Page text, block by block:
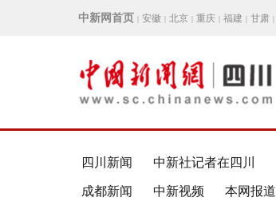
中新网首页 | 安徽 | 北京 | 重庆 | 福建 | 甘肃 |
四川新闻 中新社记者在四川
成都新闻 中新视频 本网报道